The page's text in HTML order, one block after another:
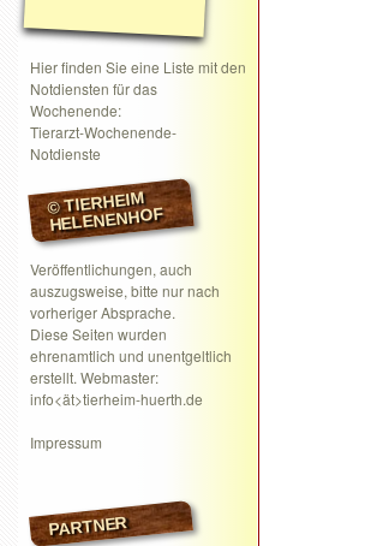
Hier finden Sie eine Liste mit den
Notdiensten für das
Wochenende:
Tierarzt-Wochenende-
Notdienste
© TIERHEIM
HELENENHOF
Veröffentlichungen, auch
auszugsweise, bitte nur nach
vorheriger Absprache.
Diese Seiten wurden
ehrenamtlich und unentgeltlich
erstellt. Webmaster:
info<ät>tierheim-huerth.de
Impressum
PARTNER